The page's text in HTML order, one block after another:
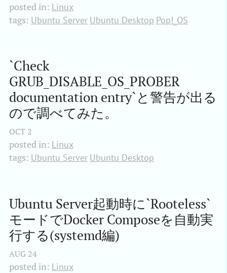
posted in: Linux
tags: Ubuntu Server Ubuntu Desktop Pop!_OS
`Check
GRUB_DISABLE_OS_PROBER
documentation entry`と警告が出る
ので調べてみた。
OCT 2
posted in: Linux
tags: Ubuntu Server Ubuntu Desktop
Ubuntu Server起動時に`Rooteless`
モードでDocker Composeを自動実
行する(systemd編)
AUG 24
posted in: Linux